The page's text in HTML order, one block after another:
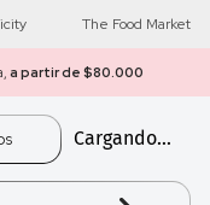
The Food Market
a partir de $80.000
Cargando...